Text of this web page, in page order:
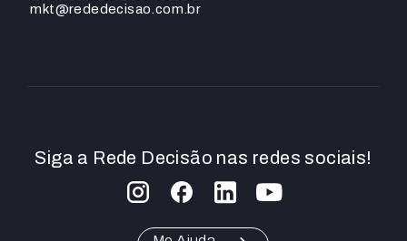
mkt@rededecisao.com.br
Siga a Rede Decisão nas redes sociais!